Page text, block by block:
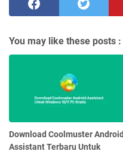
You may like these posts :
Download Coolmuster Android
Assistant Terbaru Untuk